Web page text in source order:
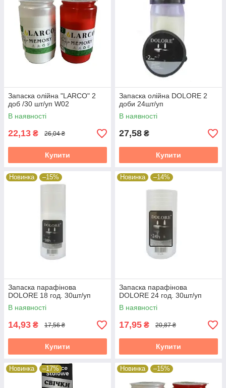
Запаска олійна "LARCO" 2
доб /30 шт/уп W02
В наявності
22,13 ₴ 26,04 ₴
Купити
Запаска олійна DOLORE 2
доби 24шт/уп
В наявності
27,58 ₴
Купити
Новинка –15%
Запаска парафінова
DOLORE 18 год. 30шт/уп
В наявності
14,93 ₴ 17,56 ₴
Купити
Новинка –14%
Запаска парафінова
DOLORE 24 год. 30шт/уп
В наявності
17,95 ₴ 20,87 ₴
Купити
Новинка –17% Новинка –15%